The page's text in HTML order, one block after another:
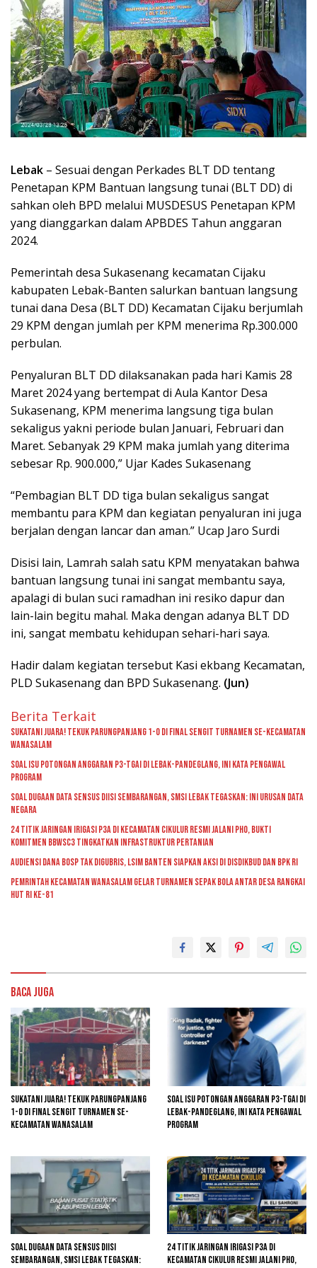
Lebak – Sesuai dengan Perkades BLT DD tentang
Penetapan KPM Bantuan langsung tunai (BLT DD) di
sahkan oleh BPD melalui MUSDESUS Penetapan KPM
yang dianggarkan dalam APBDES Tahun anggaran
2024.
Pemerintah desa Sukasenang kecamatan Cijaku
kabupaten Lebak-Banten salurkan bantuan langsung
tunai dana Desa (BLT DD) Kecamatan Cijaku berjumlah
29 KPM dengan jumlah per KPM menerima Rp.300.000
perbulan.
Penyaluran BLT DD dilaksanakan pada hari Kamis 28
Maret 2024 yang bertempat di Aula Kantor Desa
Sukasenang, KPM menerima langsung tiga bulan
sekaligus yakni periode bulan Januari, Februari dan
Maret. Sebanyak 29 KPM maka jumlah yang diterima
sebesar Rp. 900.000,” Ujar Kades Sukasenang
“Pembagian BLT DD tiga bulan sekaligus sangat
membantu para KPM dan kegiatan penyaluran ini juga
berjalan dengan lancar dan aman.” Ucap Jaro Surdi
Disisi lain, Lamrah salah satu KPM menyatakan bahwa
bantuan langsung tunai ini sangat membantu saya,
apalagi di bulan suci ramadhan ini resiko dapur dan
lain-lain begitu mahal. Maka dengan adanya BLT DD
ini, sangat membatu kehidupan sehari-hari saya.
Hadir dalam kegiatan tersebut Kasi ekbang Kecamatan,
PLD Sukasenang dan BPD Sukasenang. (Jun)
Berita Terkait
Sukatani Juara! Tekuk Parungpanjang 1-0 di Final Sengit Turnamen se-Kecamatan
Wanasalam
Soal Isu Potongan Anggaran P3-TGAI di Lebak-Pandeglang, Ini Kata Pengawal
Program
Soal Dugaan Data Sensus Diisi Sembarangan, SMSI Lebak Tegaskan: Ini Urusan Data
Negara
24 Titik Jaringan Irigasi P3A di Kecamatan Cikulur Resmi Jalani PHO, Bukti
Komitmen BBWSC3 Tingkatkan Infrastruktur Pertanian
Audiensi Dana BOSP Tak Digubris, LSIM Banten Siapkan Aksi di Disdikbud dan BPK RI
Pemrintah kecamatan Wanasalam Gelar Turnamen Sepak Bola Antar Desa Rangkai
HUT RI ke-81
Baca Juga
Sukatani Juara! Tekuk Parungpanjang
1-0 di Final Sengit Turnamen se-
Kecamatan Wanasalam
Soal Isu Potongan Anggaran P3-TGAI di
Lebak-Pandeglang, Ini Kata Pengawal
Program
Soal Dugaan Data Sensus Diisi
Sembarangan, SMSI Lebak Tegaskan:
24 Titik Jaringan Irigasi P3A di
Kecamatan Cikulur Resmi Jalani PHO,